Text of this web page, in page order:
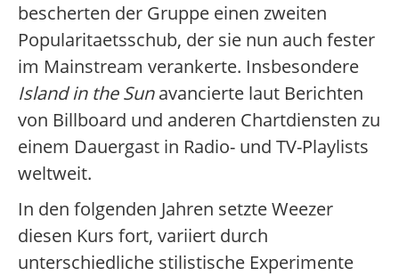
bescherten der Gruppe einen zweiten
Popularitaetsschub, der sie nun auch fester
im Mainstream verankerte. Insbesondere
Island in the Sunavancierte laut Berichten
von Billboard und anderen Chartdiensten zu
einem Dauergast in Radio- und TV-Playlists
weltweit.
In den folgenden Jahren setzte Weezer
diesen Kurs fort, variiert durch
unterschiedliche stilistische Experimente